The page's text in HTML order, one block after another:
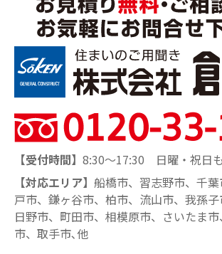
【受付時間】 8:30～17:30 日曜・祝日
【対応エリア】 船橋市、習志野市、千
戸市、鎌ヶ谷市、柏市、流山市、我孫子
日野市、町田市、相模原市、さいたま
市、取手市､他